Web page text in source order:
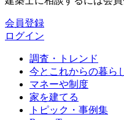
会員登録
ログイン
調査・トレンド
今とこれからの暮ら
マネーや制度
家を建てる
トピック・事例集